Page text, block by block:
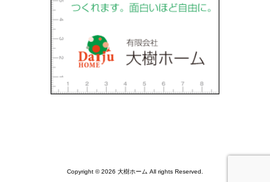
Copyright © 2026 大樹ホーム All rights Reserved.